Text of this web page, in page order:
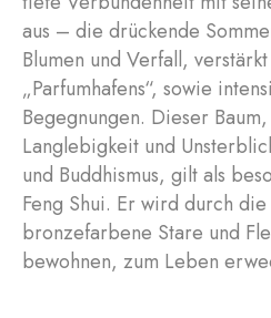
aus – die drückende
Blumen und Verfall,
„Parfumhafens“, sowie
Begegnungen. Dieser
Langlebigkeit und
und Buddhismus, gilt als
Feng Shui. Er wird durch die
bronzefarbene Stare und
bewohnen, zum Leben